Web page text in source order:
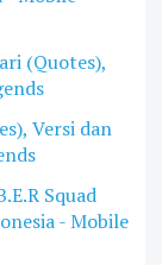
(Quotes),
Versi dan
Squad
- Mobile